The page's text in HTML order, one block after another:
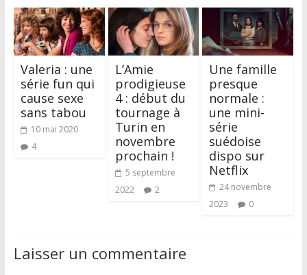
Valeria : une
série fun qui
cause sexe
sans tabou
10 mai 2020
4
L’Amie
prodigieuse
4 : début du
tournage à
Turin en
novembre
prochain !
5 septembre
2022
2
Une famille
presque
normale :
une mini-
série
suédoise
dispo sur
Netflix
24 novembre
2023
0
Laisser un commentaire